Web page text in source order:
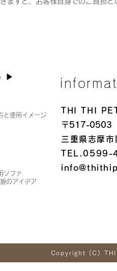
▶︎
と使用イメージ
ソファ
のアイデア
THI THI
〒517-0503
三重県志摩
TEL.0599-
Copyright (C)